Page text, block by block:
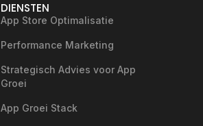
DIENSTEN
App Store Optimalisatie
Performance Marketing
Strategisch Advies voor App
Groei
App Groei Stack